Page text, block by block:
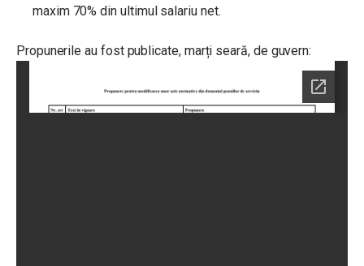
maxim 70% din ultimul salariu net.
Propunerile au fost publicate, marți seară, de guvern: